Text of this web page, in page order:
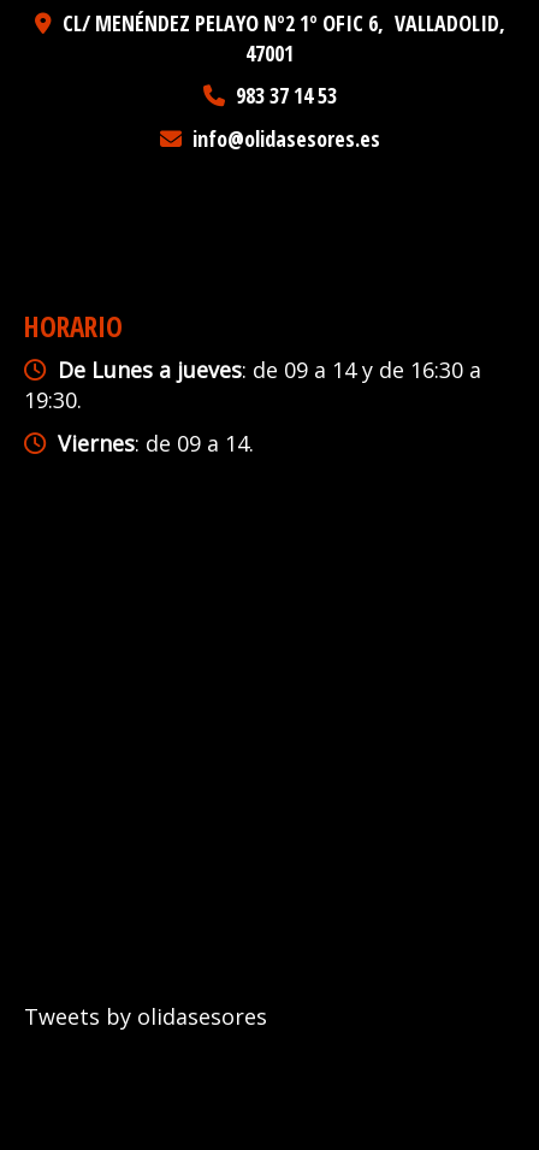
CL/ MENÉNDEZ PELAYO Nº2 1º OFIC 6, VALLADOLID,
47001
983 37 14 53
info
olidasesores.es
HORARIO
De Lunes a jueves: de 09 a 14 y de 16:30 a
19:30.
Viernes: de 09 a 14.
Tweets by olidasesores